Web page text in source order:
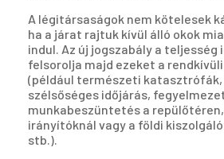
A légitársaságok nem kötelesek
ha a járat rajtuk kívül álló okok
indul. Az új jogszabály a teljesség
felsorolja majd ezeket a
(például természeti katasztrófák,
szélsőséges időjárás,
munkabeszüntetés a
irányítóknál vagy a földi
stb.).